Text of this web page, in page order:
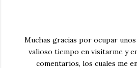
Muchas gracias por ocupar
valioso tiempo en visitarme y
comentarios, los cuales me